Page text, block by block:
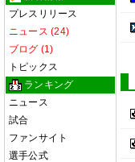
プレスリリース
ニュース (24)
ブログ (1)
トピックス
ランキング
ニュース
試合
ファンサイト
選手公式